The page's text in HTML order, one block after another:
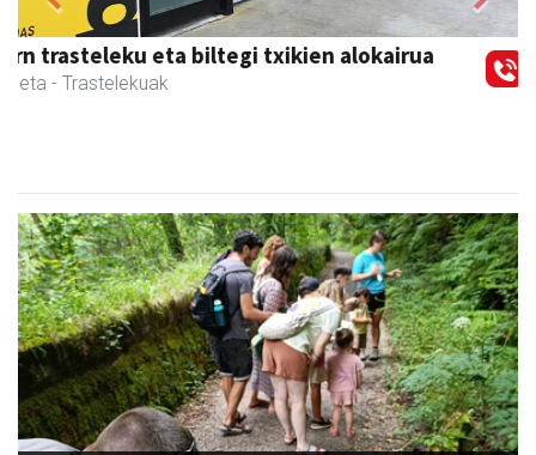
Urnietako Udala
Urnieta - Udaletxeak
Previous Next